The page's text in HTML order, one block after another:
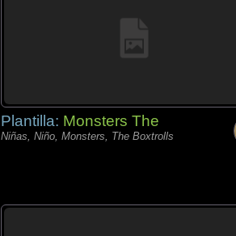
Plantilla: Monsters The
Niñas, Niño, Monsters, The Boxtrolls